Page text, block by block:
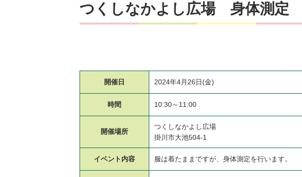
つくしなかよし広場 身体測定
開催日 2024年4月26日(金)
時間 10:30～11:00
開催場所
つくしなかよし広場
掛川市大池504-1
イベント 内容 服は着たままですが、身体測定を行います。